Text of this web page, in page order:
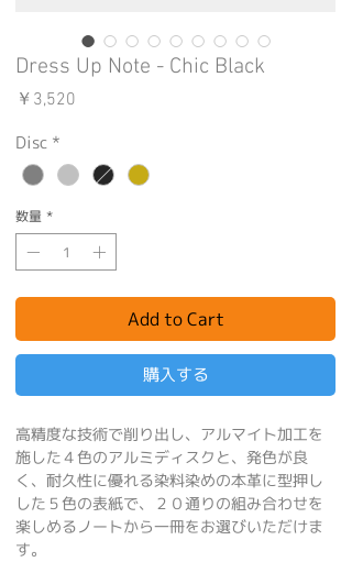
Dress Up Note - Chic Black
￥3,520
Disc *
数量 *
Add to Cart
購入する
高精度な技術で削り出し、アルマイト加工を
施した４色のアルミディスクと、発色が良
く、耐久性に優れる染料染めの本革に型押し
した５色の表紙で、２０通りの組み合わせを
楽しめるノートから一冊をお選びいただけま
す。